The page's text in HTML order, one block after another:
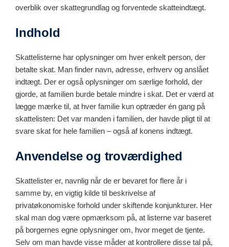
overblik over skattegrundlag og forventede skatteindtægt.
Indhold
Skattelisterne har oplysninger om hver enkelt person, der
betalte skat. Man finder navn, adresse, erhverv og anslået
indtægt. Der er også oplysninger om særlige forhold, der
gjorde, at familien burde betale mindre i skat. Det er værd at
lægge mærke til, at hver familie kun optræder én gang på
skattelisten: Det var manden i familien, der havde pligt til at
svare skat for hele familien – også af konens indtægt.
Anvendelse og troværdighed
Skattelister er, navnlig når de er bevaret for flere år i
samme by, en vigtig kilde til beskrivelse af
privatøkonomiske forhold under skiftende konjunkturer. Her
skal man dog være opmærksom på, at listerne var baseret
på borgernes egne oplysninger om, hvor meget de tjente.
Selv om man havde visse måder at kontrollere disse tal på,